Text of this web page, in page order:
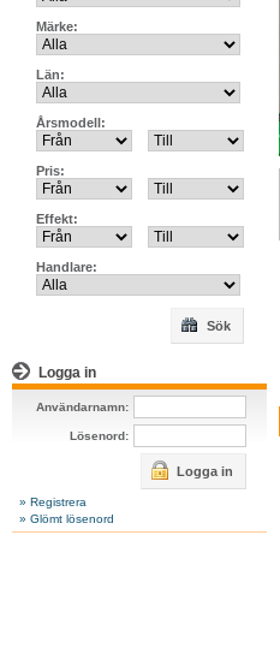
Märke:
Län:
Årsmodell:
Pris:
Effekt:
Handlare:
Sök
Logga in
Användarnamn:
Lösenord:
Logga in
» Registrera
» Glömt lösenord